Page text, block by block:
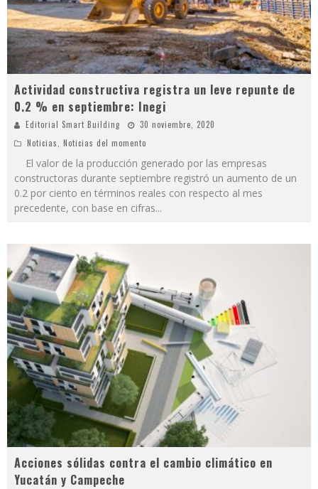
Actividad constructiva registra un leve repunte de
0.2 % en septiembre: Inegi
Editorial Smart Building
30 noviembre, 2020
Noticias, Noticias del momento
El valor de la producción generado por las empresas
constructoras durante septiembre registró un aumento de un
0.2 por ciento en términos reales con respecto al mes
precedente, con base en cifras...
Acciones sólidas contra el cambio climático en
Yucatán y Campeche